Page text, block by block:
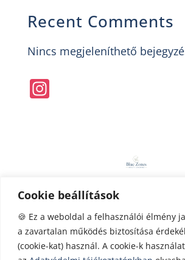
Cookie beállítások
🍪 Ez a weboldal a felhasználói élmény
a zavartalan működés biztosítása
(cookie-kat) használ. A cookie-k
Recent Comments
Nincs megjeleníthető
In
m
ADATKEZELÉS | IMPRESSZUM
AT | IDŐPONTOT FOGLALOK
COACHING|
webhosting by